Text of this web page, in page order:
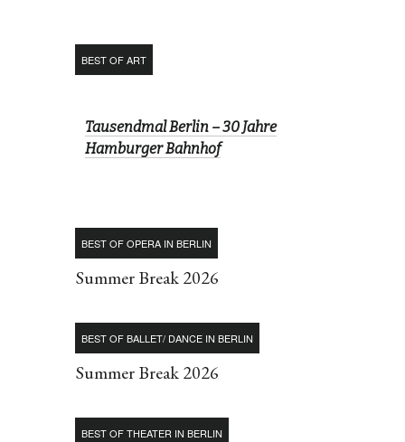
BEST OF ART
Tausendmal Berlin – 30 Jahre
Hamburger Bahnhof
BEST OF OPERA IN BERLIN
Summer Break 2026
BEST OF BALLET/ DANCE IN BERLIN
Summer Break 2026
BEST OF THEATER IN BERLIN